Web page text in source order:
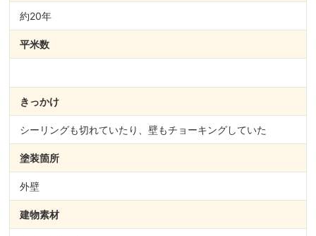
約20年
平米数
きっかけ
シーリングも切れていたり、壁もチョーキングしていた
塗装箇所
外壁
建物素材